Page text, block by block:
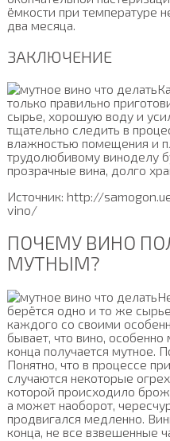
ёмкости при температуре
два месяца.
ЗАКЛЮЧЕНИЕ
только правильно
сырье, хорошую воду и
тщательно следить в
влажностью помещения и
трудолюбивому виноделу
прозрачные вина, долго
Источник: http://
vino/
ПОЧЕМУ ВИНО
МУТНЫМ?
берётся одно и то же
каждого со своими
бывает, что вино,
конца получается мутное.
Понятно, что в процессе
случаются некоторые
которой происходило
а может наоборот,
продвигался медленно.
конца, не все взвешенные